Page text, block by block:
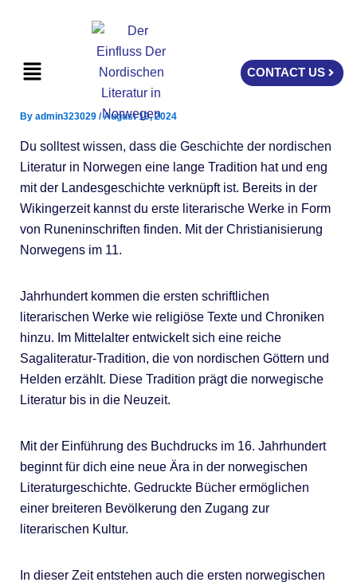
Menu CONTACT US
By admin323029 /August 19, 2024
Du solltest wissen, dass die Geschichte der nordischen
Literatur in Norwegen eine lange Tradition hat und eng
mit der Landesgeschichte verknüpft ist. Bereits in der
Wikingerzeit kannst du erste literarische Werke in Form
von Runeninschriften finden. Mit der Christianisierung
Norwegens im 11.
Jahrhundert kommen die ersten schriftlichen
literarischen Werke wie religiöse Texte und Chroniken
hinzu. Im Mittelalter entwickelt sich eine reiche
Sagaliteratur-Tradition, die von nordischen Göttern und
Helden erzählt. Diese Tradition prägt die norwegische
Literatur bis in die Neuzeit.
Mit der Einführung des Buchdrucks im 16. Jahrhundert
beginnt für dich eine neue Ära in der norwegischen
Literaturgeschichte. Gedruckte Bücher ermöglichen
einer breiteren Bevölkerung den Zugang zur
literarischen Kultur.
In dieser Zeit entstehen auch die ersten norwegischen